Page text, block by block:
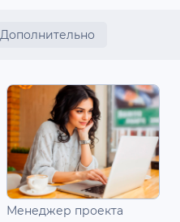
Дополнительно
Менеджер проекта